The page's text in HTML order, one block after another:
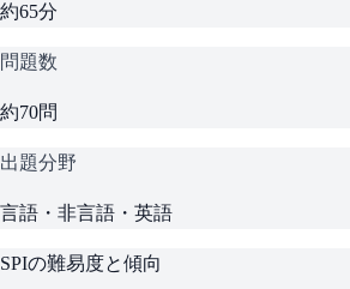
約65分
問題数
約70問
出題分野
言語・非言語・英語
SPIの難易度と傾向